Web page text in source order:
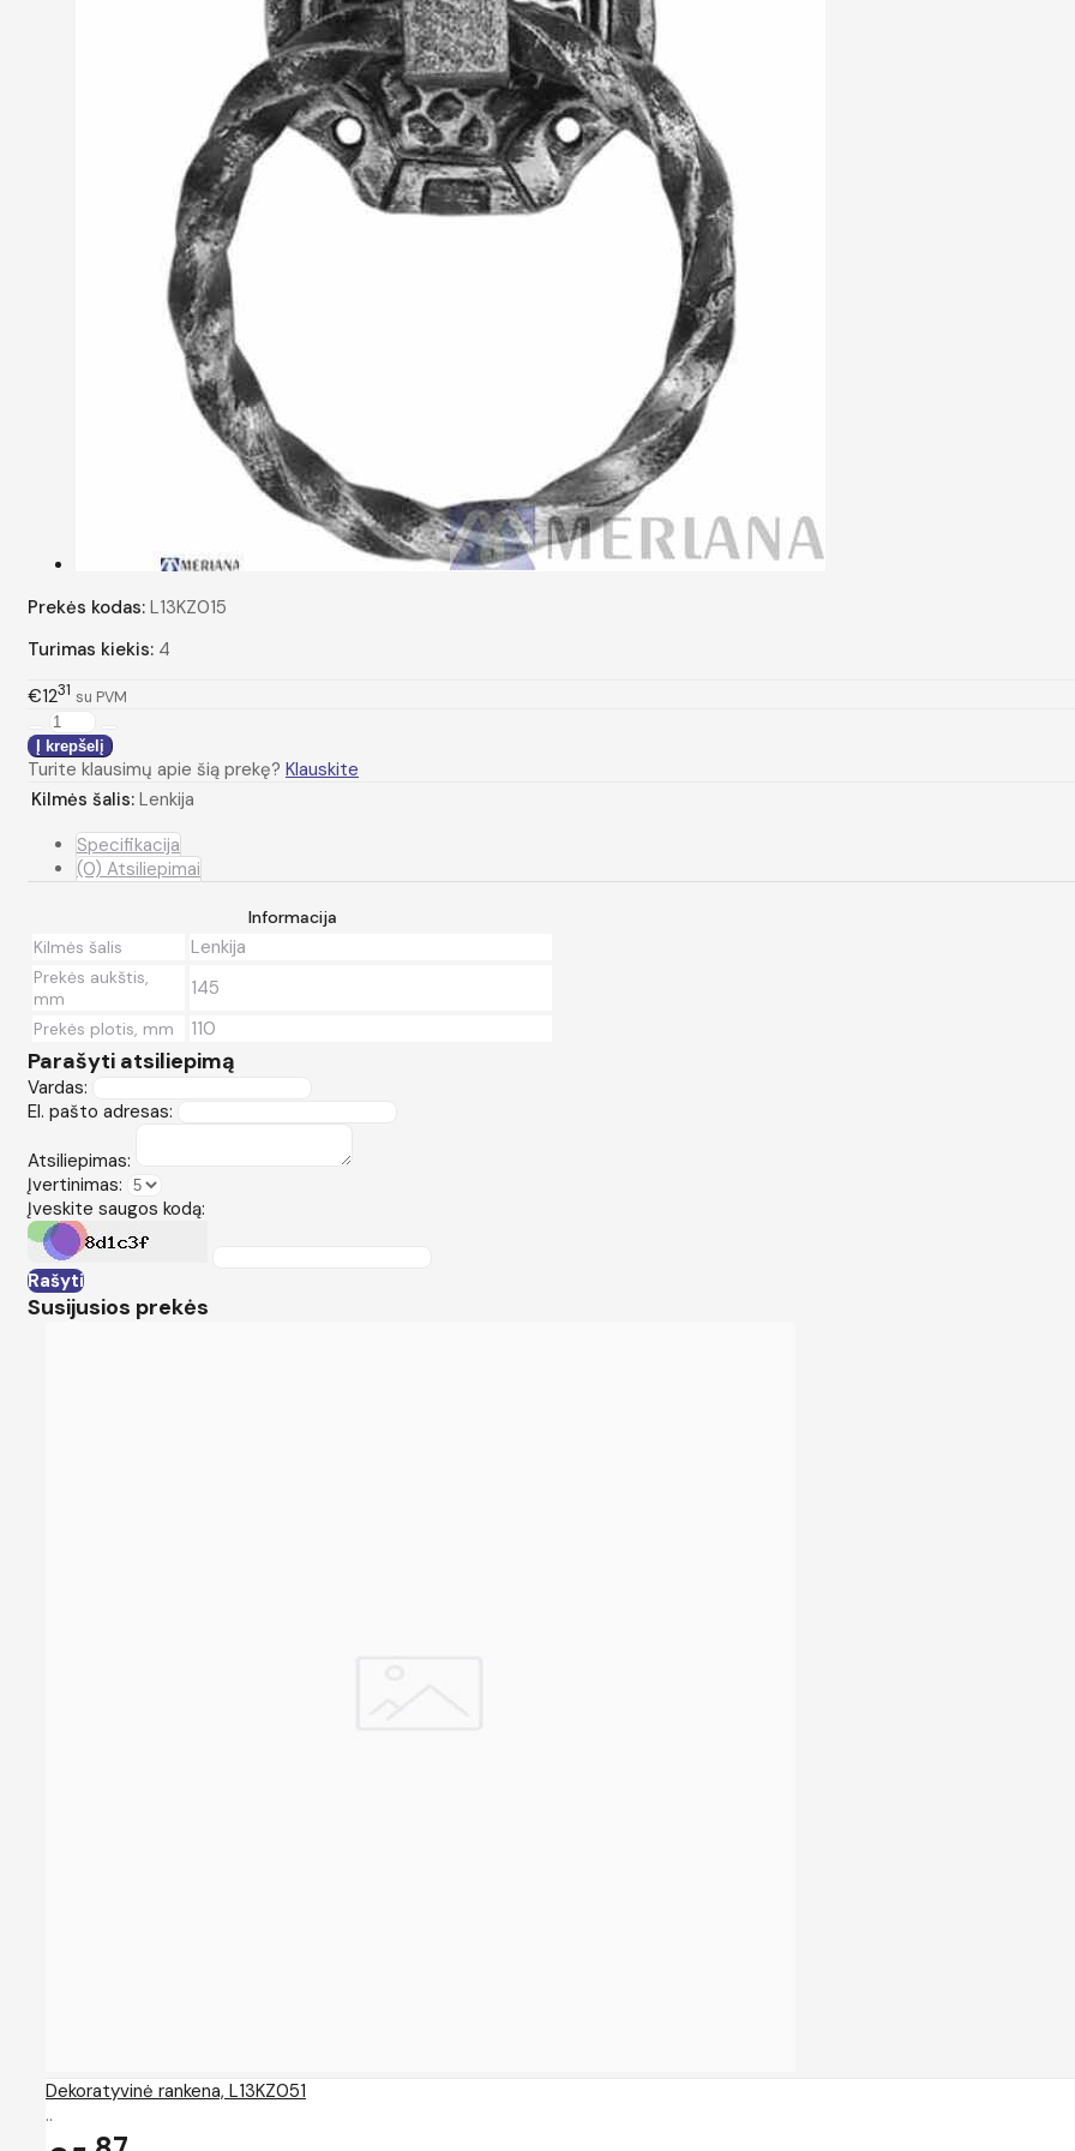
Prekės kodas: L13KZ015
Turimas kiekis: 4
€1231 su PVM
Turite klausimų apie šią prekę? Klauskite
Kilmės šalis: Lenkija
Specifikacija
(0) Atsiliepimai
Informacija
Kilmės šalis
Lenkija
Prekės aukštis,
mm
145
Prekės plotis, mm 110
Parašyti atsiliepimą
Vardas:
El. pašto adresas:
Atsiliepimas:
Įvertinimas:
Įveskite saugos kodą:
Rašyti
Susijusios prekės
Dekoratyvinė rankena, L13KZ051
..